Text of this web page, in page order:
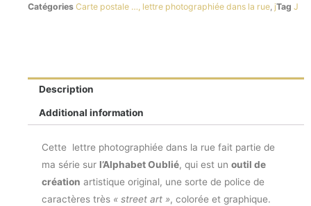
Catégories Carte postale …, lettre photographiée dans la rue jTag J
Description
Additional information
Cette lettre photographiée dans la rue fait partie de
ma série sur l’Alphabet Oublié, qui est un outil de
création artistique original, une sorte de police de
caractères très « street art », colorée et graphique.